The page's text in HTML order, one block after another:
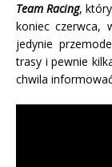
Team Racing,
koniec czerwca,
jedynie
trasy i pewnie
chwila